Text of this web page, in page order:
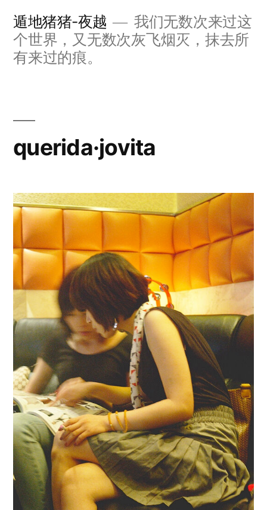
遁地猪猪-夜越
我们无数次来过这
个世界，又无数次灰飞烟灭，抹去所
有来过的痕。
querida·jovita